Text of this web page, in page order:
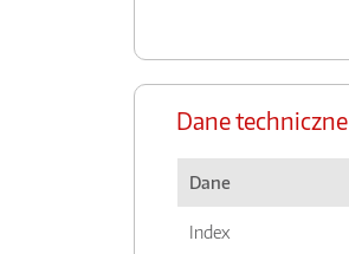
Dane techniczne
Dane
Index